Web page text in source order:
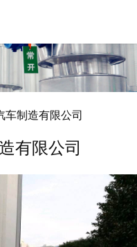
造有限
车制造有限公司
有限公司